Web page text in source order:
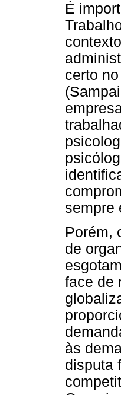
É
certo
sempre
Porém,
de
face de
às
disputa